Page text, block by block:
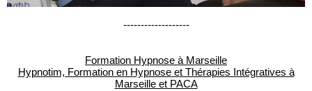
-------------------
Formation Hypnose à Marseille
Hypnotim, Formation en Hypnose et Thérapies Intégratives à
Marseille et PACA